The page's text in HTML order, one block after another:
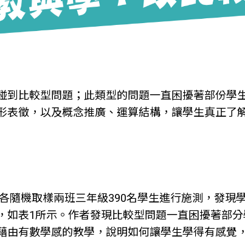
比較型問題；此類型的問題一直困擾著部份學
徵，以及概念推廣、運算結構，讓學生真正了
隨機取樣兩班三年級390名學生進行施測，發現
表1所示。作者發現比較型問題一直困擾著部
有數學感的教學，說明如何讓學生學得有感覺